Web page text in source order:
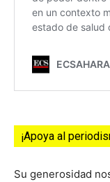
¡Apoya al
Su generosidad